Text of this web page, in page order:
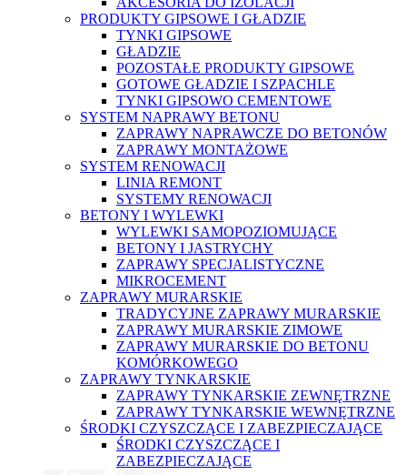
PRODUKTY GIPSOWE I GŁADZIE
TYNKI GIPSOWE
GŁADZIE
POZOSTAŁE PRODUKTY GIPSOWE
GOTOWE GŁADZIE I SZPACHLE
TYNKI GIPSOWO CEMENTOWE
SYSTEM NAPRAWY BETONU
ZAPRAWY NAPRAWCZE DO BETONÓW
ZAPRAWY MONTAŻOWE
SYSTEM RENOWACJI
LINIA REMONT
SYSTEMY RENOWACJI
BETONY I WYLEWKI
WYLEWKI SAMOPOZIOMUJĄCE
BETONY I JASTRYCHY
ZAPRAWY SPECJALISTYCZNE
MIKROCEMENT
ZAPRAWY MURARSKIE
TRADYCYJNE ZAPRAWY MURARSKIE
ZAPRAWY MURARSKIE ZIMOWE
ZAPRAWY MURARSKIE DO BETONU
KOMÓRKOWEGO
ZAPRAWY TYNKARSKIE
ZAPRAWY TYNKARSKIE ZEWNĘTRZNE
ZAPRAWY TYNKARSKIE WEWNĘTRZNE
ŚRODKI CZYSZCZĄCE I ZABEZPIECZAJĄCE
ŚRODKI CZYSZCZĄCE I
ZABEZPIECZAJĄCE